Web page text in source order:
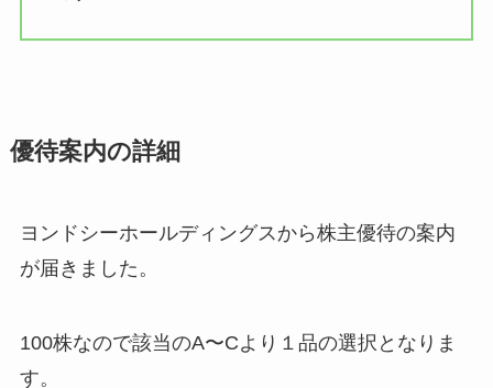
優待案内の詳細
ヨンドシーホールディングスから株主優待の案内
が届きました。
100株なので該当のA〜Cより１品の選択となりま
す。